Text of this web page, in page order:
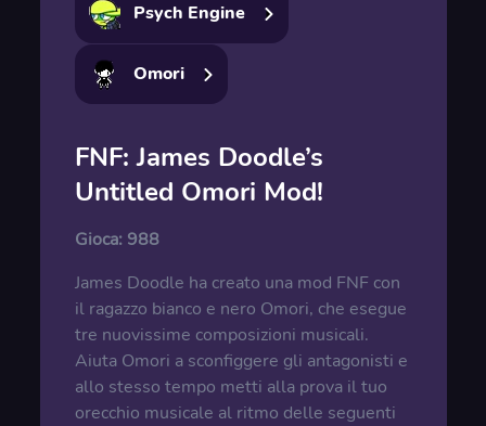
Psych Engine
Omori
FNF: James Doodle’s
Untitled Omori Mod!
Gioca: 988
James Doodle ha creato una mod FNF con
il ragazzo bianco e nero Omori, che esegue
tre nuovissime composizioni musicali.
Aiuta Omori a sconfiggere gli antagonisti e
allo stesso tempo metti alla prova il tuo
orecchio musicale al ritmo delle seguenti